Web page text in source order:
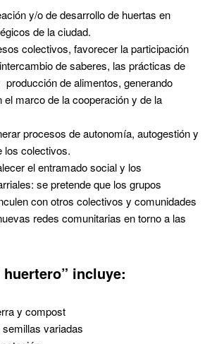
y/o de desarrollo de huertas en
de la ciudad.
colectivos, favorecer la participación
de saberes, las prácticas de
de alimentos, generando
el marco de la cooperación y de la
procesos de autonomía, autogestión y
los colectivos.
el entramado social y los
se pretende que los grupos
con otros colectivos y comunidades
redes comunitarias en torno a las
huertero” incluye:
y compost
variadas